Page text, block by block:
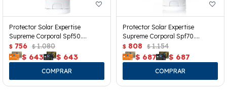
Protector Solar Expertise
Supreme Corporal Spf50.
200grs.
$ 756 $ 1.080
$ 643 $ 643
Protector Solar Expertise
Supreme Corporal Spf70.
200grs.
$ 808 $ 1.154
$ 687 $ 687